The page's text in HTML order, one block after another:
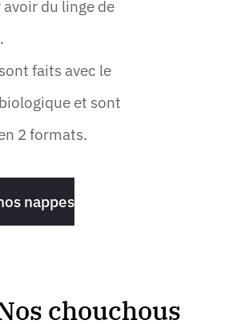
du linge de
faits avec le
et sont
2 formats.
nappes
chouchous